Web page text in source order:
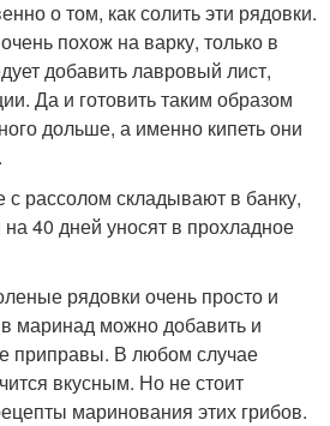
о том, как солить эти рядовки.
похож на варку, только в
добавить лавровый лист,
Да и готовить таким образом
дольше, а именно кипеть они
с рассолом складывают в банку,
40 дней уносят в прохладное
рядовки очень просто и
маринад можно добавить и
приправы. В любом случае
вкусным. Но не стоит
маринования этих грибов.